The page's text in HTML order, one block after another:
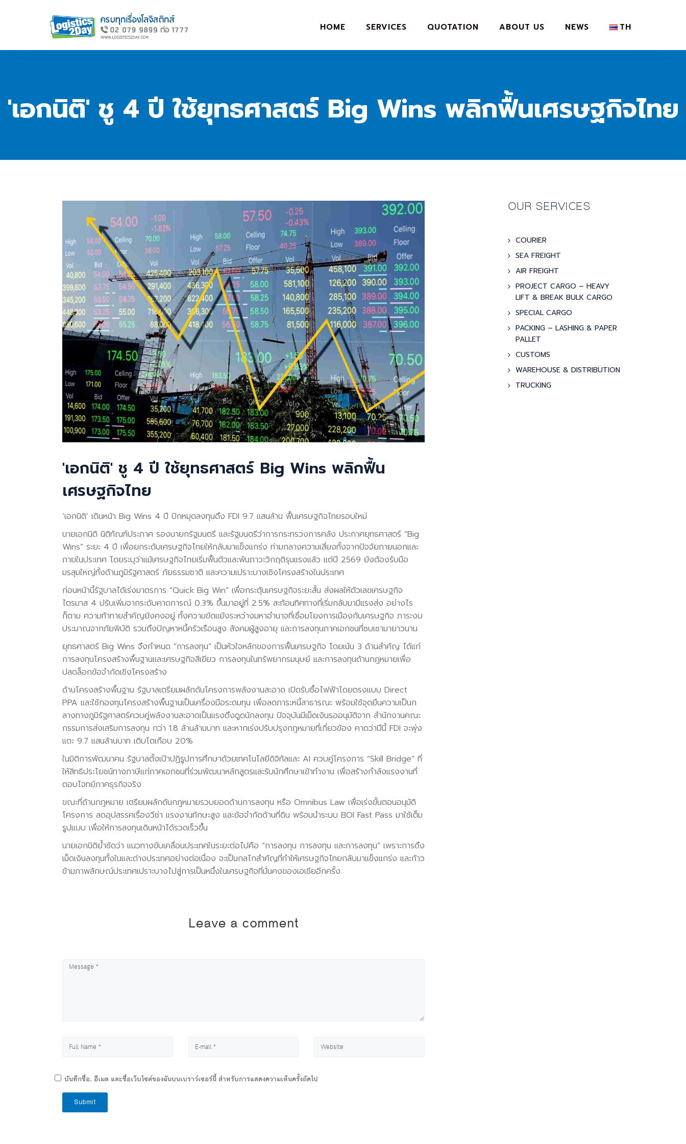
HOME SERVICES QUOTATION ABOUT US NEWS TH
'เอกนิติ' ชู 4 ปี ใช้ยุทธศาสตร์ Big Wins พลิกฟื้นเศรษฐกิจไทย
'เอกนิติ' ชู 4 ปี ใช้ยุทธศาสตร์ Big Wins พลิกฟื้น
เศรษฐกิจไทย
‘เอกนิติ’ เดินหน้า Big Wins 4 ปี ปักหมุดลงทุนดึง FDI 9.7 แสนล้าน ฟื้นเศรษฐกิจไทยรอบใหม่
นายเอกนิติ นิติทัณฑ์ประภาศ รองนายกรัฐมนตรี และรัฐมนตรีว่าการกระทรวงการคลัง ประกาศยุทธศาสตร์ “Big
Wins” ระยะ 4 ปี เพื่อยกระดับเศรษฐกิจไทยให้กลับมาแข็งแกร่ง ท่ามกลางความเสี่ยงทั้งจากปัจจัยภายนอกและ
ภายในประเทศ โดยระบุว่าแม้เศรษฐกิจไทยเริ่มฟื้นตัวและพ้นภาวะวิกฤติรุนแรงแล้ว แต่ปี 2569 ยังต้องรับมือ
มรสุมใหญ่ทั้งด้านภูมิรัฐศาสตร์ ภัยธรรมชาติ และความเปราะบางเชิงโครงสร้างในประเทศ
ก่อนหน้านี้รัฐบาลได้เร่งมาตรการ “Quick Big Win” เพื่อกระตุ้นเศรษฐกิจระยะสั้น ส่งผลให้ตัวเลขเศรษฐกิจ
ไตรมาส 4 ปรับเพิ่มจากระดับคาดการณ์ 0.3% ขึ้นมาอยู่ที่ 2.5% สะท้อนทิศทางที่เริ่มกลับมามีแรงส่ง อย่างไร
ก็ตาม ความท้าทายสำคัญยังคงอยู่ ทั้งความขัดแย้งระหว่างมหาอำนาจที่เชื่อมโยงการเมืองกับเศรษฐกิจ ภาระงบ
ประมาณจากภัยพิบัติ รวมถึงปัญหาหนี้ครัวเรือนสูง สังคมผู้สูงอายุ และการลงทุนภาคเอกชนที่ซบเซามายาวนาน
ยุทธศาสตร์ Big Wins จึงกำหนด “การลงทุน” เป็นหัวใจหลักของการฟื้นเศรษฐกิจ โดยเน้น 3 ด้านสำคัญ ได้แก่
การลงทุนโครงสร้างพื้นฐานและเศรษฐกิจสีเขียว การลงทุนในทรัพยากรมนุษย์ และการลงทุนด้านกฎหมายเพื่อ
ปลดล็อกข้อจำกัดเชิงโครงสร้าง
ด้านโครงสร้างพื้นฐาน รัฐบาลเตรียมผลักดันโครงการพลังงานสะอาด เปิดรับซื้อไฟฟ้าโดยตรงแบบ Direct
PPA และใช้กองทุนโครงสร้างพื้นฐานเป็นเครื่องมือระดมทุน เพื่อลดภาระหนี้สาธารณะ พร้อมใช้จุดยืนความเป็นก
ลางทางภูมิรัฐศาสตร์ควบคู่พลังงานสะอาดเป็นแรงดึงดูดนักลงทุน ปัจจุบันมีเม็ดเงินรออนุมัติจาก สำนักงานคณะ
กรรมการส่งเสริมการลงทุน กว่า 1.8 ล้านล้านบาท และหากเร่งปรับปรุงกฎหมายที่เกี่ยวข้อง คาดว่าปีนี้ FDI จะพุ่ง
แตะ 9.7 แสนล้านบาท เติบโตเกือบ 20%
ในมิติการพัฒนาคน รัฐบาลตั้งเป้าปฏิรูปการศึกษาด้วยเทคโนโลยีดิจิทัลและ AI ควบคู่โครงการ “Skill Bridge” ที่
ให้สิทธิประโยชน์ทางภาษีแก่ภาคเอกชนที่ร่วมพัฒนาหลักสูตรและรับนักศึกษาเข้าทำงาน เพื่อสร้างกำลังแรงงานที่
ตอบโจทย์ภาคธุรกิจจริง
ขณะที่ด้านกฎหมาย เตรียมผลักดันกฎหมายรวบยอดด้านการลงทุน หรือ Omnibus Law เพื่อเร่งขั้นตอนอนุมัติ
โครงการ ลดอุปสรรคเรื่องวีซ่า แรงงานทักษะสูง และข้อจำกัดด้านที่ดิน พร้อมนำระบบ BOI Fast Pass มาใช้เต็ม
รูปแบบ เพื่อให้การลงทุนเดินหน้าได้รวดเร็วขึ้น
นายเอกนิติย้ำชัดว่า แนวทางขับเคลื่อนประเทศในระยะต่อไปคือ “การลงทุน การลงทุน และการลงทุน” เพราะการดึง
เม็ดเงินลงทุนทั้งในและต่างประเทศอย่างต่อเนื่อง จะเป็นกลไกสำคัญที่ทำให้เศรษฐกิจไทยกลับมาแข็งแกร่ง และก้าว
ข้ามภาพลักษณ์ประเทศเปราะบางไปสู่การเป็นหนึ่งในเศรษฐกิจที่มั่นคงของเอเชียอีกครั้ง
Leave a comment
บันทึกชื่อ, อีเมล และชื่อเว็บไซต์ของฉันบนเบราว์เซอร์นี้ สำหรับการแสดงความเห็นครั้งถัดไป
Submit
OUR SERVICES
COURIER
SEA FREIGHT
AIR FREIGHT
PROJECT CARGO – HEAVY
LIFT & BREAK BULK CARGO
SPECIAL CARGO
PACKING – LASHING & PAPER
PALLET
CUSTOMS
WAREHOUSE & DISTRIBUTION
TRUCKING